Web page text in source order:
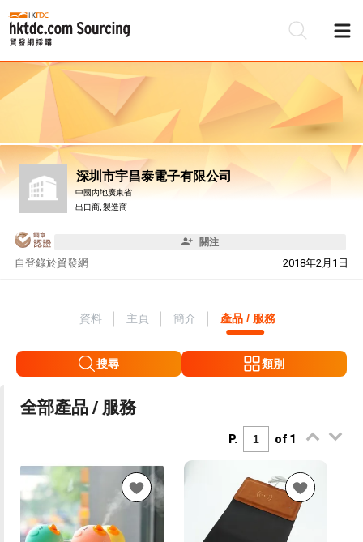
深圳市宇昌泰電子有限公司
中國內地廣東省
出口商, 製造商
關注
自 2018年2月1日
登錄於貿發網
資料 主頁 簡介 產品 / 服務
搜尋 類別
全部產品 / 服務
P. of 1